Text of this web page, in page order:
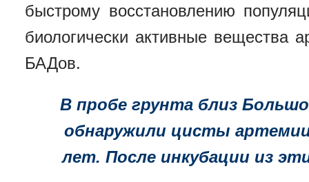
быстрому восстановлению
биологически активные вещества
БАДов.
В пробе грунта близ
обнаружили цисты
лет. После инкубации из